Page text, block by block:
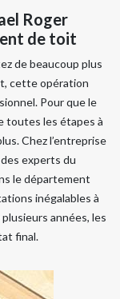
Roger
de toit
de beaucoup plus
cette opération
Pour que le
toutes les étapes à
Chez l’entreprise
experts du
le département
inégalables à
années, les
final.